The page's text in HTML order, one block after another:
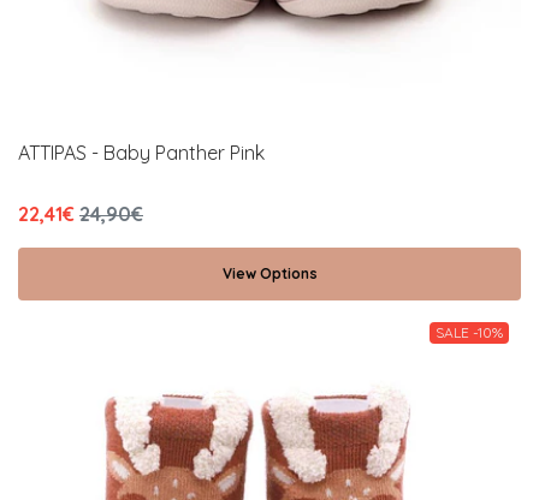
ATTIPAS - Baby Panther Pink
22,41€ 24,90€
View Options
SALE -10%